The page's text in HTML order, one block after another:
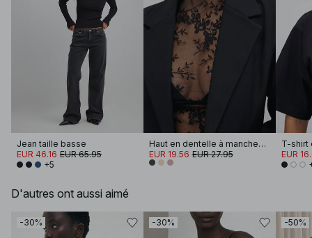
Jean taille basse
EUR 46.16 EUR 65.95
+5
Haut en dentelle à manches longues
EUR 19.56 EUR 27.95
EUR
D'autres ont aussi aimé
-30% -30% -50%